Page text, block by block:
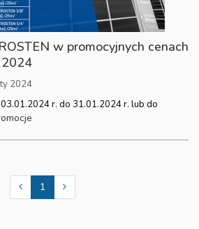
w promocyjnych cenach
2024
r. do 31.01.2024 r. lub do
1